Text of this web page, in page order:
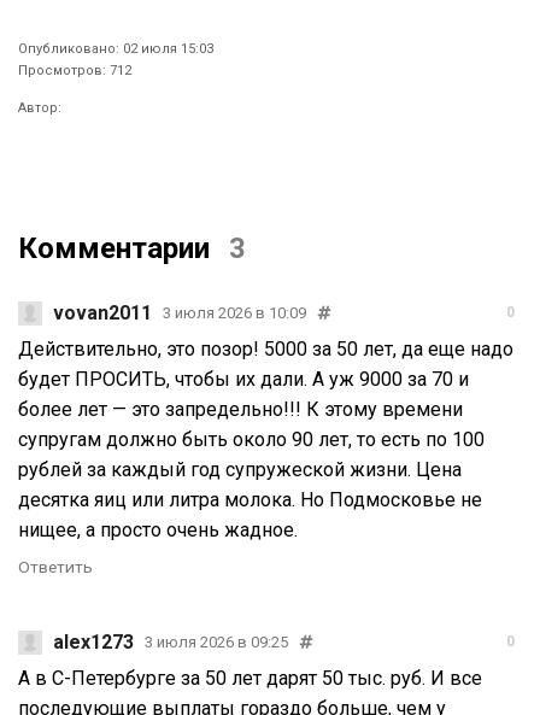
Опубликовано: 02 июля 15:03
Просмотров: 712
Автор:
Комментарии 3
vovan2011 3 июля 2026 в 10:09 0
Действительно, это позор! 5000 за 50 лет, да еще надо
будет ПРОСИТЬ, чтобы их дали. А уж 9000 за 70 и
более лет — это запредельно!!! К этому времени
супругам должно быть около 90 лет, то есть по 100
рублей за каждый год супружеской жизни. Цена
десятка яиц или литра молока. Но Подмосковье не
нищее, а просто очень жадное.
Ответить
alex1273 3 июля 2026 в 09:25 0
А в С-Петербурге за 50 лет дарят 50 тыс. руб. И все
последующие выплаты гораздо больше, чем у